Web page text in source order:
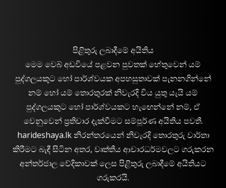
පිළිතුරු ලබාදීමේ අයිතිය
මෙම වෙබ් අඩවියේ පළවන පුවතක් හේතුවෙන් යම්
පුද්ගලයකුට හෝ පාර්ශ්වයක අපහසුතාවක් පැනනගින්නේ
නම් හෝ යම් තොරතුරක් නිවැරදි විය යුතු යැයි යම්
පුද්ගලයකුට හෝ පාර්ශ්වයකට හැඟෙන්නේ නම්, ඒ
වෙනුවෙන් ප්‍රතිචාර දැක්වීමට සම්පූර්ණ අයිතිය පවතී.
harideshaya.lk නිරන්තරයෙන් නිවැරදි තොරතුරු වාර්තා
කිරීමට බැඳී සිටින අතර, වෘත්තීය ආචාරධර්මවලට ගරුකරන
අන්තර්ජාල වේදිකාවක් ලෙස පිළිතුරු ලබාදීමේ අයිතියට
ගරුකරයි.